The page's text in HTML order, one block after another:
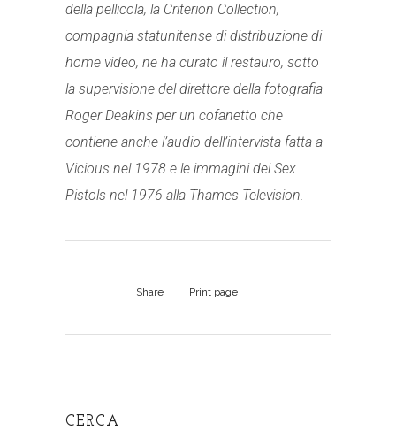
della pellicola, la Criterion Collection,
compagnia statunitense di distribuzione di
home video, ne ha curato il restauro, sotto
la supervisione del direttore della fotografia
Roger Deakins per un cofanetto che
contiene anche l’audio dell’intervista fatta a
Vicious nel 1978 e le immagini dei Sex
Pistols nel 1976 alla Thames Television.
Share Print page
CERCA